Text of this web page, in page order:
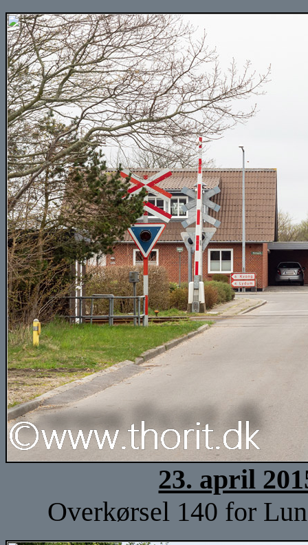
23. april
Overkørsel 140 for